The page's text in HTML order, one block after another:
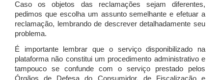
Caso os objetos das reclamações sejam diferentes,
pedimos que escolha um assunto semelhante e efetuar a
reclamação, lembrando de descrever detalhadamente seu
problema.
É importante lembrar que o serviço disponibilizado na
plataforma não constitui um procedimento administrativo e
tampouco se confunde com o serviço prestado pelos